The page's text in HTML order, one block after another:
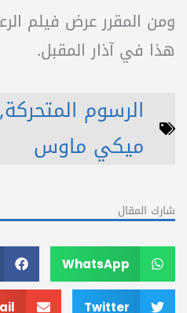
ومن المقرر عرض فيلم
هذا في آذار المقبل.
الرسوم المتحركة,
ميكي ماوس
شارك المقال
WhatsApp
Twitter